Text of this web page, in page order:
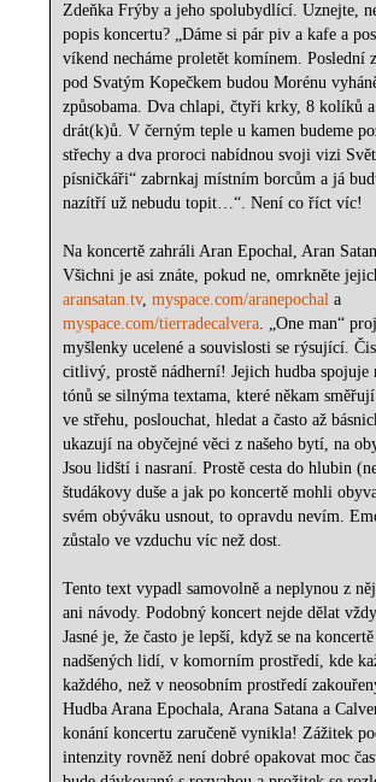
Zdeňka Frýby a jeho spolubydlící. Uznejte,
popis koncertu? „Dáme si pár piv a kafe a
víkend necháme proletět komínem. Poslední
pod Svatým Kopečkem budou Morénu
způsobama. Dva chlapi, čtyři krky, 8 kolíků
drát(k)ů. V černým teple u kamen budeme
střechy a dva proroci nabídnou svoji vizi
písničkáři“ zabrnkaj místním borcům a já
nazítří už nebudu topit…“. Není co říct víc!
Na koncertě zahráli Aran Epochal, Aran
Všichni je asi znáte, pokud ne, omrkněte
aransatan.tv,myspace.com/aranepochal a
myspace.com/tierradecalvera. „One man“
myšlenky ucelené a souvislosti se rýsující.
citlivý, prostě nádherní! Jejich hudba spojuje
tónů se silnýma textama, které někam
ve střehu, poslouchat, hledat a často až
ukazují na obyčejné věci z našeho bytí, na
Jsou lidští i nasraní. Prostě cesta do hlubin
študákovy duše a jak po koncertě mohli
svém obýváku usnout, to opravdu nevím.
zůstalo ve vzduchu víc než dost.
Tento text vypadl samovolně a neplynou z
ani návody. Podobný koncert nejde dělat
Jasné je, že často je lepší, když se na
nadšených lidí, v komorním prostředí, kde
každého, než v neosobním prostředí
Hudba Arana Epochala, Arana Satana a
konání koncertu zaručeně vynikla! Zážitek
intenzity rovněž není dobré opakovat moc